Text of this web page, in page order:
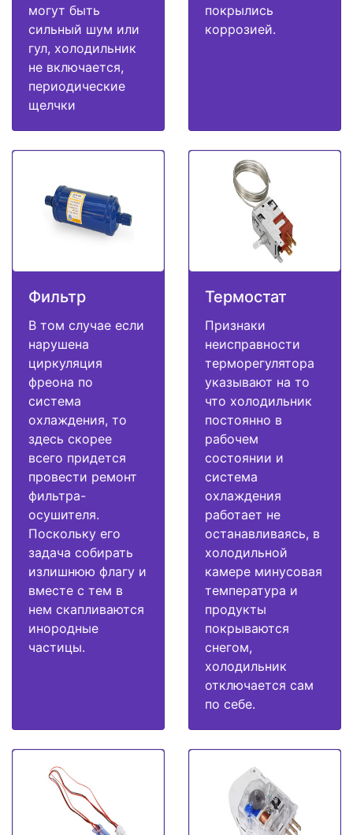
могут быть
сильный шум или
гул, холодильник
не включается,
периодические
щелчки
покрылись
коррозией.
Фильтр
В том случае если
нарушена
циркуляция
фреона по
система
охлаждения, то
здесь скорее
всего придется
провести ремонт
фильтра-
осушителя.
Поскольку его
задача собирать
излишнюю флагу и
вместе с тем в
нем скапливаются
инородные
частицы.
Термостат
Признаки
неисправности
терморегулятора
указывают на то
что холодильник
постоянно в
рабочем
состоянии и
система
охлаждения
работает не
останавливаясь, в
холодильной
камере минусовая
температура и
продукты
покрываются
снегом,
холодильник
отключается сам
по себе.